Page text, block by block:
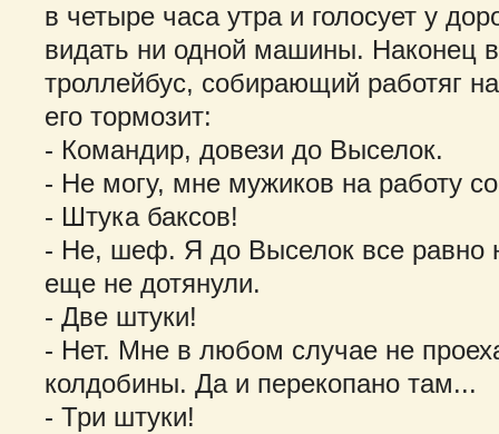
в четыре часа утра и голосует у
видать ни одной машины. Наконец
троллейбус, собирающий работяг
его тормозит:
- Командир, довези до Выселок.
- Не могу, мне мужиков на работу
- Штука баксов!
- Не, шеф. Я до Выселок все равно
еще не дотянули.
- Две штуки!
- Нет. Мне в любом случае не
колдобины. Да и перекопано там...
- Три штуки!